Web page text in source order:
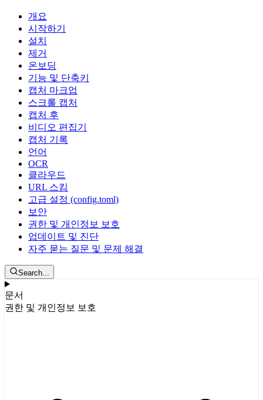
개요
시작하기
설치
제거
온보딩
기능 및 단축키
캡처 마크업
스크롤 캡처
캡처 후
비디오 편집기
캡처 기록
언어
OCR
클라우드
URL 스킴
고급 설정 (config.toml)
보안
권한 및 개인정보 보호
업데이트 및 진단
자주 묻는 질문 및 문제 해결
Search...
문서
권한 및 개인정보 보호